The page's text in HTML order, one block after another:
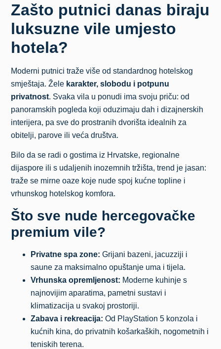
Zašto putnici danas biraju
luksuzne vile umjesto
hotela?
Moderni putnici traže više od standardnog hotelskog
smještaja. Žele karakter, slobodu i potpunu
privatnost. Svaka vila u ponudi ima svoju priču: od
panoramskih pogleda koji oduzimaju dah i dizajnerskih
interijera, pa sve do prostranih dvorišta idealnih za
obitelji, parove ili veća društva.
Bilo da se radi o gostima iz Hrvatske, regionalne
dijaspore ili s udaljenih inozemnih tržišta, trend je jasan:
traže se mirne oaze koje nude spoj kućne topline i
vrhunskog hotelskog komfora.
Što sve nude hercegovačke
premium vile?
Privatne spa zone: Grijani bazeni, jacuzziji i
saune za maksimalno opuštanje uma i tijela.
Vrhunska opremljenost: Moderne kuhinje s
najnovijim aparatima, pametni sustavi i
klimatizacija u svakoj prostoriji.
Zabava i rekreacija: Od PlayStation 5 konzola i
kućnih kina, do privatnih košarkaških, nogometnih i
teniskih terena.